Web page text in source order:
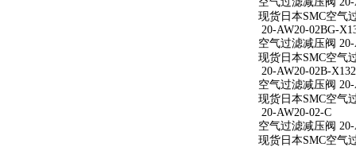
现货日本SMC空气
20-AW20-02BG-
空气过滤减压阀
现货日本SMC空气
20-AW20-02B-X132
空气过滤减压阀
现货日本SMC空气
20-AW20-02-C
空气过滤减压阀 20-
现货日本SMC空气